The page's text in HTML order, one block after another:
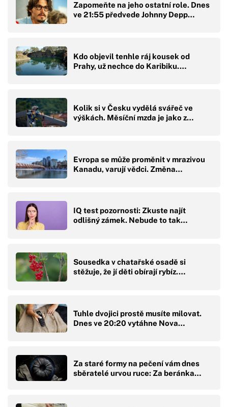
Zapomeňte na jeho ostatní role. Dnes
ve 21:55 předvede Johnny Depp…
Kdo objevil tenhle ráj kousek od
Prahy, už nechce do Karibiku.…
Kolik si v Česku vydělá svářeč ve
výškách. Měsíční mzda je jako z…
Evropa se může proměnit v mrazivou
Kanadu, varují vědci. Změna…
IQ test pozornosti: Zkuste najít
odlišný zámek. Nebude to tak…
Sousedka v chatařské osadě si
stěžuje, že jí děti obírají rybíz.…
Tuhle dvojici prostě musíte milovat.
Dnes ve 20:20 vytáhne Nova…
Za staré formy na pečení vám dnes
sběratelé urvou ruce: Za beránka…